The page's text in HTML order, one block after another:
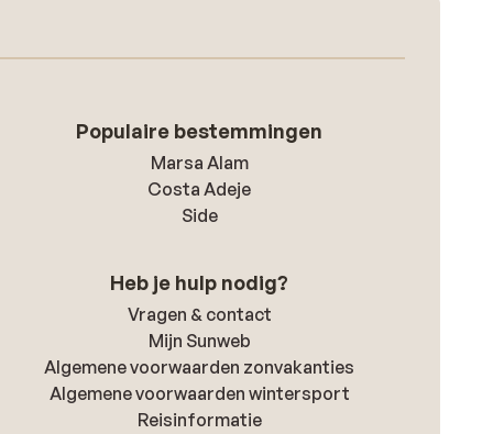
Populaire bestemmingen
Marsa Alam
Costa Adeje
Side
Heb je hulp nodig?
Vragen & contact
Mijn Sunweb
Algemene voorwaarden zonvakanties
Algemene voorwaarden wintersport
Reisinformatie